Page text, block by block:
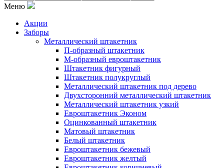
Меню
Акции
Заборы
Металлический штакетник
П-образный штакетник
М-образный евроштакетник
Штакетник фигурный
Штакетник полукруглый
Металлический штакетник под дерево
Двухсторонний металлический штакетник
Металлический штакетник узкий
Евроштакетник Эконом
Оцинкованный штакетник
Матовый штакетник
Белый штакетник
Евроштакетник бежевый
Евроштакетник желтый